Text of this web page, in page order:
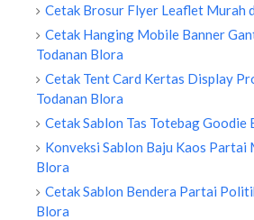
Cetak Brosur Flyer Leaflet Murah
Cetak Hanging Mobile Banner
Todanan Blora
Cetak Tent Card Kertas Display
Todanan Blora
Cetak Sablon Tas Totebag Goodie
Konveksi Sablon Baju Kaos Partai
Blora
Cetak Sablon Bendera Partai
Blora